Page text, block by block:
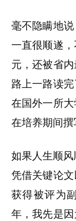
毫不隐瞒地
一直很顺遂
元，还被省
路上一路读
在国外一所
在培养期间撰
如果人生顺风
凭借关键论
获得被评为
年，我先是